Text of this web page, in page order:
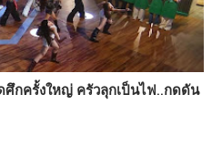
กครั้งใหญ่ ครัวลุกเป็นไฟ..กดดัน